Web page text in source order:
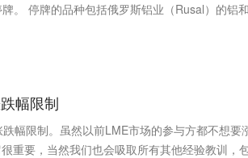
。 停牌的品种包括俄罗斯铝业（Rusal）的铝
幅限制
幅限制。虽然以前LME市场的参与方都不想要
重要，当然我们也会吸取所有其他经验教训，